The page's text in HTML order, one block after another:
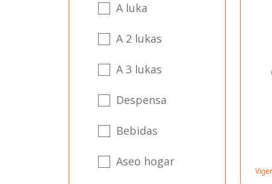
A luka
A 2 lukas
A 3 lukas
Despensa
Bebidas
Aseo hogar